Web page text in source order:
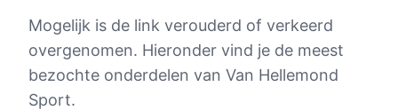
Mogelijk is de link verouderd of verkeerd
overgenomen. Hieronder vind je de meest
bezochte onderdelen van Van Hellemond
Sport.